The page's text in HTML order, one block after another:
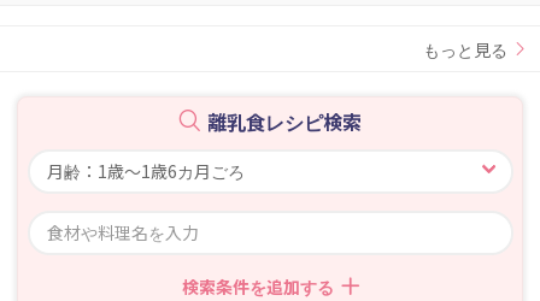
もっと見る
離乳食レシピ検索
検索条件を追加する